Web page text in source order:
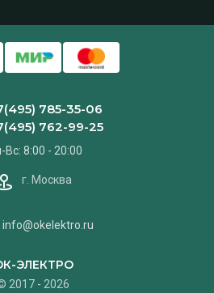
ЭЛЕКТРО
2017 - 2026
785-35-06
762-99-25
Вс: 8:00 - 20:00
г. Москва
info@okelektro.ru